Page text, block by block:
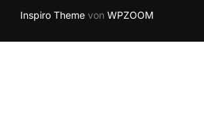
Inspiro Theme von WPZOOM